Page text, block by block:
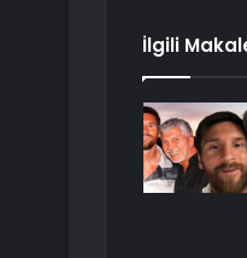
İlgili